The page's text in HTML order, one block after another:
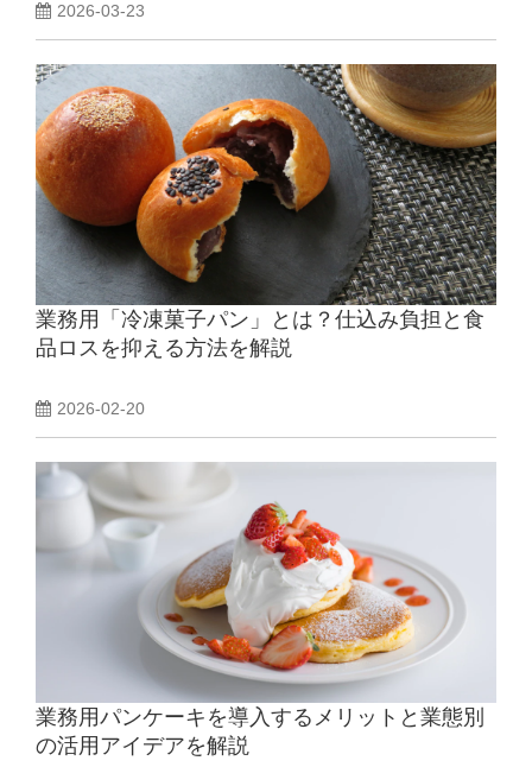
2026-03-23
業務用「冷凍菓子パン」とは？仕込み負担と食
品ロスを抑える方法を解説
2026-02-20
業務用パンケーキを導入するメリットと業態別
の活用アイデアを解説